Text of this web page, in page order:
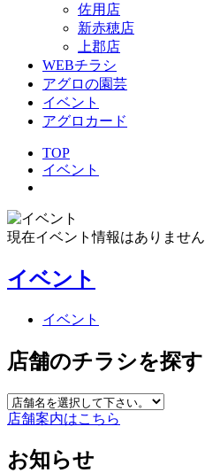
佐用店
新赤穂店
上郡店
WEBチラシ
アグロの園芸
イベント
アグロカード
TOP
イベント
現在イベント情報はありません
イベント
イベント
店舗のチラシを探す
店舗案内はこちら
お知らせ